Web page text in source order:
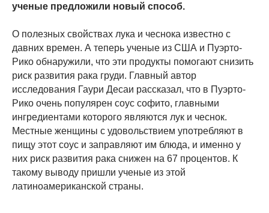
ученые предложили новый способ.
О полезных свойствах лука и чеснока известно с
давних времен. А теперь ученые из США и Пуэрто-
Рико обнаружили, что эти продукты помогают снизить
риск развития рака груди. Главный автор
исследования Гаури Десаи рассказал, что в Пуэрто-
Рико очень популярен соус софито, главными
ингредиентами которого являются лук и чеснок.
Местные женщины с удовольствием употребляют в
пищу этот соус и заправляют им блюда, и именно у
них риск развития рака снижен на 67 процентов. К
такому выводу пришли ученые из этой
латиноамериканской страны.